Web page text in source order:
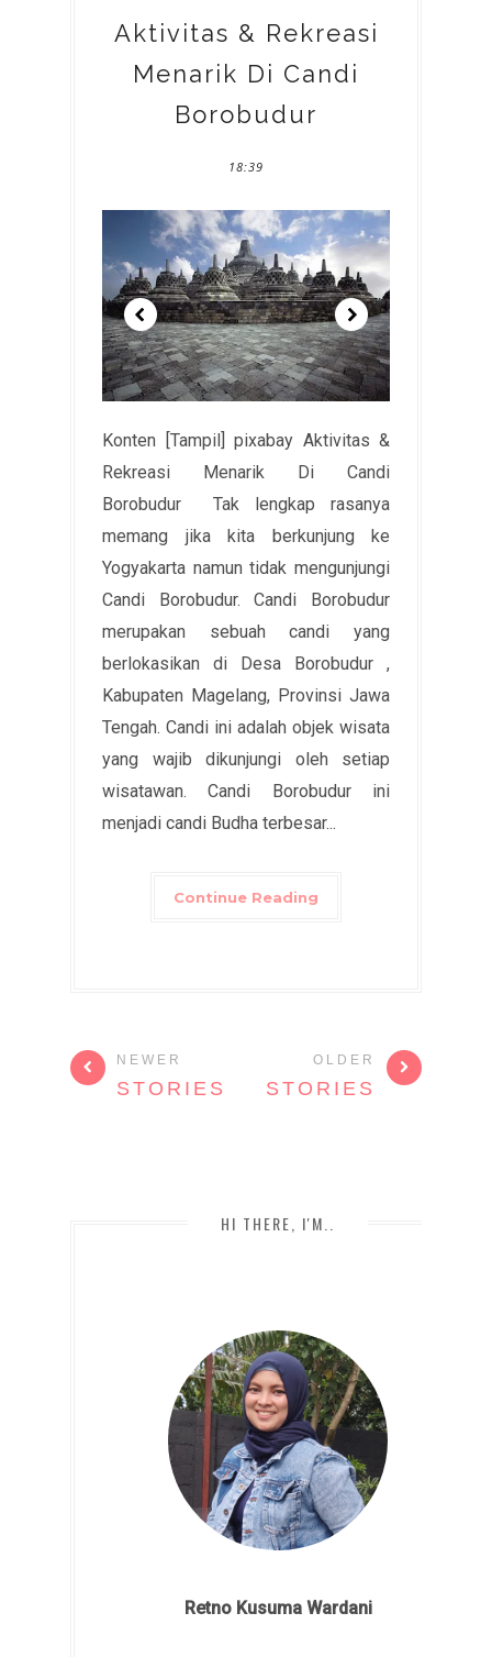
Aktivitas & Rekreasi
Menarik Di Candi
Borobudur
18:39
Konten [Tampil] pixabay Aktivitas &
Rekreasi Menarik Di Candi
Borobudur Tak lengkap rasanya
memang jika kita berkunjung ke
Yogyakarta namun tidak mengunjungi
Candi Borobudur. Candi Borobudur
merupakan sebuah candi yang
berlokasikan di Desa Borobudur ,
Kabupaten Magelang, Provinsi Jawa
Tengah. Candi ini adalah objek wisata
yang wajib dikunjungi oleh setiap
wisatawan. Candi Borobudur ini
menjadi candi Budha terbesar...
Continue Reading
NEWER
STORIES
OLDER
STORIES
HI THERE, I'M..
Retno Kusuma Wardani